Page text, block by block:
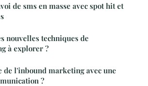
de sms en masse avec spot hit et
nouvelles techniques de
à explorer ?
de l'inbound marketing avec une
?